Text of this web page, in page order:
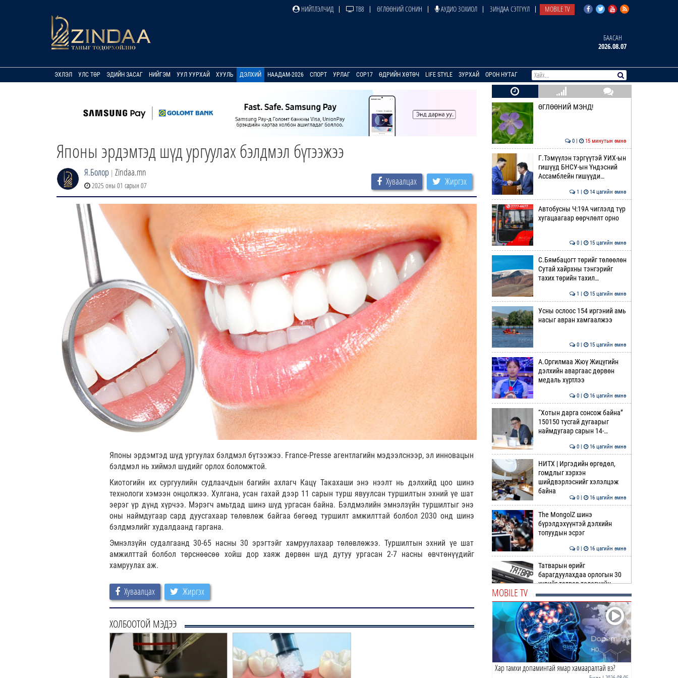
НИЙТЛЭЛЧИД ТВ8 ӨГЛӨӨНИЙ СОНИН АУДИО ЗОХИОЛ ЗИНДАА СЭТГҮҮЛ MOBILE TV
БААСАН
2026.08.07
ЭХЛЭЛ УЛС ТӨР ЭДИЙН ЗАСАГ НИЙГЭМ УУЛ УУРХАЙ ХУУЛЬ ДЭЛХИЙ НААДАМ-2026 СПОРТ УРЛАГ COP17 ӨДРИЙН ХӨТӨЧ LIFE STYLE ЗУРХАЙ ОРОН НУТАГ
Японы эрдэмтэд шүд ургуулах бэлдмэл бүтээжээ
Я.Болор | Zindaa.mn
2025 оны 01 сарын 07 Хуваалцах Жиргэх
Японы эрдэмтэд шүд ургуулах бэлдмэл бүтээжээ. France-Presse агентлагийн мэдээлснээр, эл инновацын
бэлдмэл нь хиймэл шүдийг орлох боломжтой.
Киотогийн их сургуулийн судлаачдын багийн ахлагч Кацү Такахаши энэ нээлт нь дэлхийд цоо шинэ
технологи хэмээн онцолжээ. Хулгана, усан гахай дээр 11 сарын турш явуулсан туршилтын эхний үе шат
эерэг үр дүнд хүрчээ. Мэрэгч амьтдад шинэ шүд ургасан байна. Бэлдмэлийн эмнэлзүйн туршилтыг энэ
оны наймдугаар сард дуусгахаар төлөвлөж байгаа бөгөөд туршилт амжилттай болбол 2030 онд шинэ
бэлдмэлийг худалдаанд гаргана.
Эмнэлзүйн судалгаанд 30-65 насны 30 эрэгтэйг хамруулахаар төлөвлөжээ. Туршилтын эхний үе шат
амжилттай болбол төрснөөсөө хойш дор хаяж дөрвөн шүд дутуу ургасан 2-7 насны өвчтөнүүдийг
хамруулах аж.
Хуваалцах Жиргэх
ХОЛБООТОЙ МЭДЭЭ
ӨГЛӨӨНИЙ МЭНД!
0 | 15 минутын өмнө
Г.Тэмүүлэн тэргүүтэй УИХ-ын
гишүүд БНСУ-ын Үндэсний
Ассамблейн гишүүди…
1 | 14 цагийн өмнө
Автобусны Ч:19А чиглэлд түр
хугацаагаар өөрчлөлт орно
0 | 15 цагийн өмнө
С.Бямбацогт төрийг төлөөлөн
Сутай хайрхны тэнгэрийг
тахих төрийн тахил…
1 | 15 цагийн өмнө
Усны ослоос 154 иргэний амь
насыг авран хамгаалжээ
0 | 15 цагийн өмнө
А.Оргилмаа Жюү Жицүгийн
дэлхийн аваргаас дөрвөн
медаль хүртлээ
0 | 16 цагийн өмнө
“Хотын дарга сонсож байна”
150150 тусгай дугаарыг
наймдугаар сарын 14-…
0 | 16 цагийн өмнө
НИТХ | Иргэдийн өргөдөл,
гомдлыг хэрхэн
шийдвэрлэснийг хэлэлцэж
байна
0 | 16 цагийн өмнө
The MongolZ шинэ
бүрэлдэхүүнтэй дэлхийн
топуудын эсрэг
0 | 16 цагийн өмнө
Татварын өрийг
барагдуулахдаа орлогын 30
хувийг татвар төлөгчийн
мэдэл…
“Туул усан цогцолбор”
төслийн I шатны ТЭЗҮ-ийг
боловсруулах ажил 90 ху…
0 | 17 цагийн өмнө
Нийслэлийн иргэдийн
MOBILE TV
Хар тамхи допаминтай ямар хамааралтай вэ?